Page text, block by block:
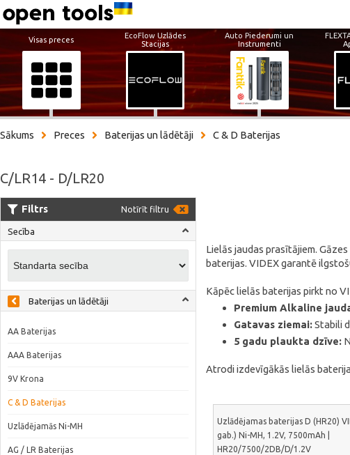
Visas preces
EcoFlow Uzlādes
Stacijas
Auto Piederumi un
Instrumenti
Sākums Preces Baterijas un lādētāji C & D Baterijas
C/LR14 - D/LR20
Filtrs Notīrīt filtru
Secība
Baterijas un lādētāji
AA Baterijas
AAA Baterijas
9V Krona
C & D Baterijas
Uzlādējamās Ni-MH
AG / LR Baterijas
Lielās jaudas prasītājiem.
baterijas. VIDEX garantē
Kāpēc lielās baterijas pirkt no
Premium Alkaline
Gatavas ziemai:Stabili
5 gadu plaukta dzīve:
Atrodi izdevīgākās lielās
Uzlādējamas baterijas D (HR20)
gab.) Ni-MH, 1.2V, 7500mAh |
HR20/7500/2DB/D/1.2V